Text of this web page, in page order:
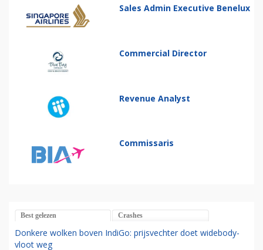
Sales Admin Executive Benelux
Commercial Director
Revenue Analyst
Commissaris
Best gelezen Crashes
Donkere wolken boven IndiGo: prijsvechter doet widebody-
vloot weg